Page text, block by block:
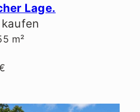
Lage.
m²